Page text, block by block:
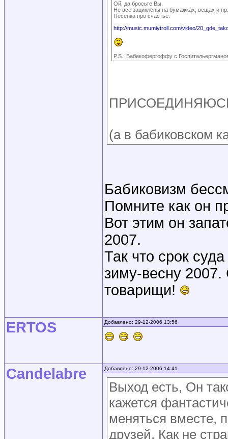
Ой, да бросьте Вы.
Не все зациклены на бумажках, вещах и пр.
Песенка про счастье:
http://music.mumiytroll.com/video/
P.S.: Бабекофергоффу с
(а в бабиковском
Бабиковизм
Помните как он
Вот этим он
2007.
Так что срок
зиму-весну
товарищи!
ERTOS Добавлено: 29-12-2006 13:56
Candelabre Добавлено: 29-12-2006 14:41
Выход есть, Он
кажется
меняться вместе,
друзей. Как не